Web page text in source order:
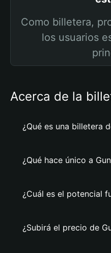
Como billetera,
los usuarios
Acerca de la
¿Qué es una billetera
¿Qué hace único a
¿Cuál es el potencial
¿Subirá el precio de